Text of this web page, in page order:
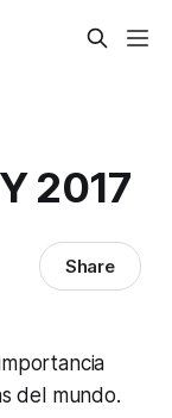
2017
Share
del mundo.